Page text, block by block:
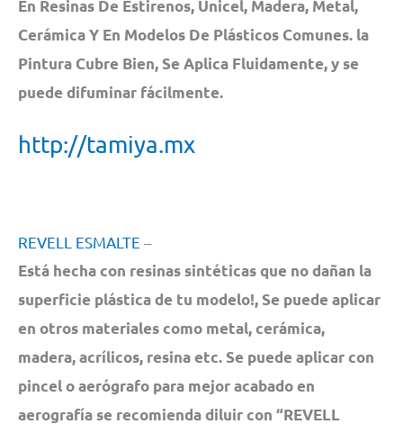
En Resinas De Estirenos, Unicel, Madera, Metal,
Cerámica Y En Modelos De Plásticos Comunes. la
Pintura Cubre Bien, Se Aplica Fluidamente, y se
puede difuminar fácilmente.
http://tamiya.mx
REVELL ESMALTE –
Está hecha con resinas sintéticas que no dañan la
superficie plástica de tu modelo!, Se puede aplicar
en otros materiales como metal, cerámica,
madera, acrílicos, resina etc. Se puede aplicar con
pincel o aerógrafo para mejor acabado en
aerografía se recomienda diluir con “REVELL